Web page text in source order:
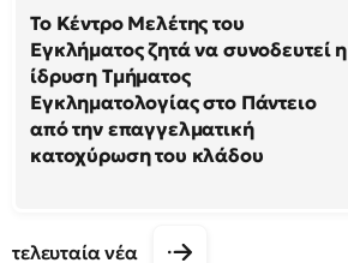
Το Κέντρο Μελέτης του
Εγκλήματος ζητά να συνοδευτεί η
ίδρυση Τμήματος
Εγκληματολογίας στο Πάντειο
από την επαγγελματική
κατοχύρωση του κλάδου
τελευταία νέα